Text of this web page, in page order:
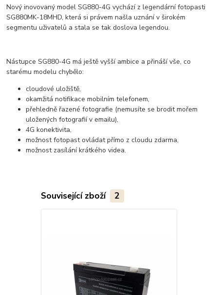
Nový inovovaný model SG880-4G vychází z legendární fotopasti
SG880MK-18MHD, která si právem našla uznání v širokém
segmentu uživatelů a stala se tak doslova legendou.
Nástupce SG880-4G má ještě vyšší ambice a přináší vše, co
starému modelu chybělo:
cloudové uložiště,
okamžitá notifikace mobilním telefonem,
přehledně řazené fotografie (nemusíte se brodit mořem
uložených fotografií v emailu),
4G konektivita,
možnost fotopast ovládat přímo z cloudu zdarma,
možnost zasílání krátkého videa.
Související zboží 2